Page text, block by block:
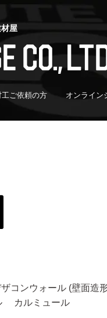
屋
工ご依頼の方 オンライン
ザコンウォール (壁面造
カルミュール